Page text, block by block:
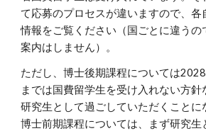
て応募のプロセスが違いますので、各
情報をご覧ください（国ごとに違うの
案内はしません）。
ただし、博士後期課程については
までは国費留学生を受け入れない方針
研究生として過ごしていただくことに
博士前期課程については、まず研究生